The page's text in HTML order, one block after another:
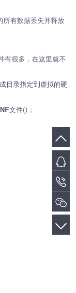
所有数据丢失并释放
有很多，在这里就不
目录指定到虚拟的硬
文件()；